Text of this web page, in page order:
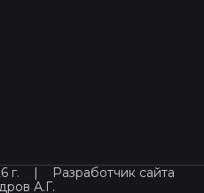
г. |
Разработчик сайта
А.Г.